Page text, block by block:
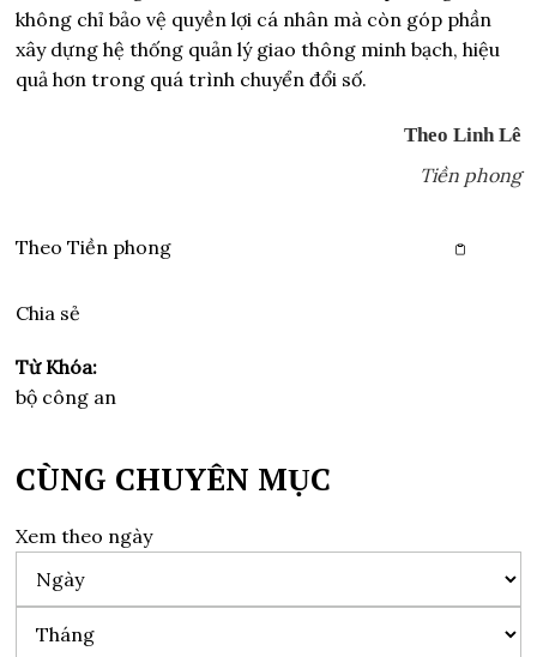
không chỉ bảo vệ quyền lợi cá nhân mà còn góp phần
xây dựng hệ thống quản lý giao thông minh bạch, hiệu
quả hơn trong quá trình chuyển đổi số.
Theo Linh Lê
Tiền phong
TheoTiền phong
Chia sẻ
Từ Khóa:
bộ công an
CÙNG CHUYÊN MỤC
Xem theo ngày